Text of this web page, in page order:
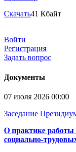
Скачать41 Кбайт
Войти
Регистрация
Задать вопрос
Документы
07 июля 2026 00:00
Заседание
О практике
социально-